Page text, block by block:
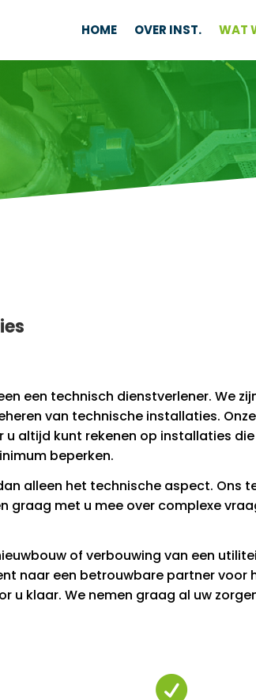
HOME OVER INST. WAT
een technisch dienstverlener. We
van technische installaties.
altijd kunt rekenen op installaties
beperken.
alleen het technische aspect. Ons
graag met u mee over complexe
of verbouwing van een
naar een betrouwbare partner voor
u klaar. We nemen graag al uw
